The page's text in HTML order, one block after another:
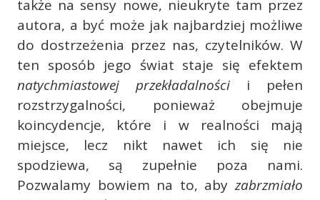
także na sensy nowe, nieukryte tam przez
autora, a być może jak najbardziej możliwe
do dostrzeżenia przez nas, czytelników. W
ten sposób jego świat staje się efektem
natychmiastowej przekładalności i pełen
rozstrzygalności, ponieważ obejmuje
koincydencje, które i w realności mają
miejsce, lecz nikt nawet ich się nie
spodziewa, są zupełnie poza nami.
Pozwalamy bowiem na to, abyzabrzmiało